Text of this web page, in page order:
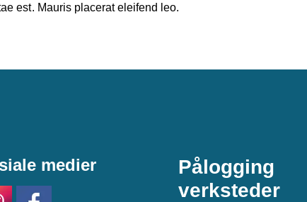
est. Mauris placerat eleifend leo.
medier
Pålogging
verksteder